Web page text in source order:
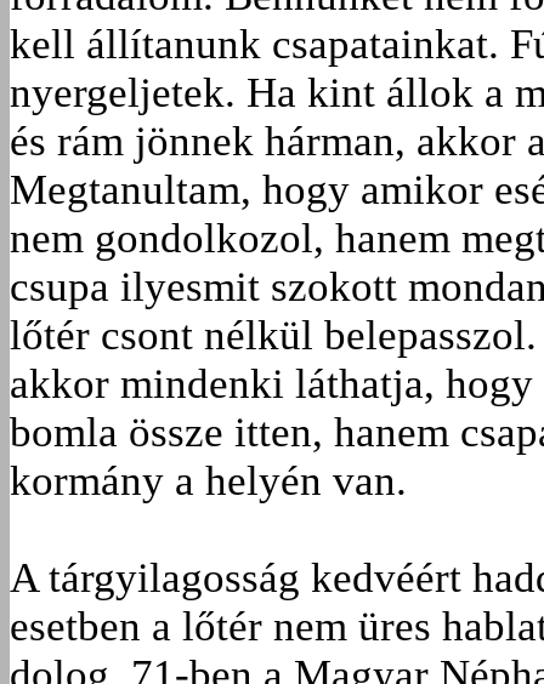
kell állítanunk csapatainkat.
nyergeljetek. Ha kint állok a
és rám jönnek hárman, akkor
Megtanultam, hogy amikor
nem gondolkozol, hanem
csupa ilyesmit szokott
lőtér csont nélkül
akkor mindenki láthatja, hogy
bomla össze itten, hanem
kormány a helyén van.
A tárgyilagosság kedvéért
esetben a lőtér nem üres